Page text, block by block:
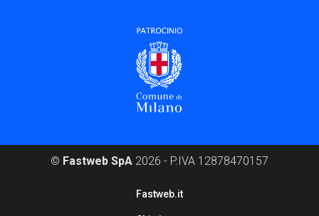
© Fastweb SpA 2026 - P.IVA 12878470157
Fastweb.it